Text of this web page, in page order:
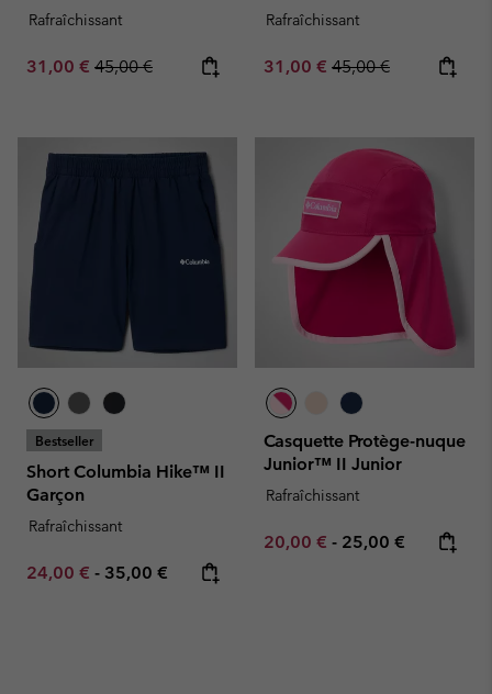
Rafraîchissant
Sale price:
31,00 € Regular price:
45,00 €
Rafraîchissant
Sale price:
31,00 € Regular price:
45,00 €
Bestseller
Short Columbia Hike™ II
Garçon
Rafraîchissant
Minimum sale price:
24,00 € - Maximum price:
35,00 €
Casquette Protège-nuque
Junior™ II Junior
Rafraîchissant
Minimum sale price:
20,00 € - Maximum price:
25,00 €